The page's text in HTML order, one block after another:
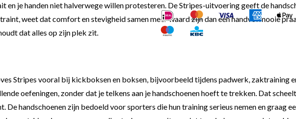
en je handen niet halverwege willen protesteren. De Stripes-uitvoering geeft de
weet dat comfort en stevigheid samen meer waard zijn dan een handvol mooie
dat alles op zijn plek zit.
Stripes vooral bij kickboksen en boksen, bijvoorbeeld tijdens padwerk, zaktraining
oefeningen, zonder dat je telkens aan je handschoenen hoeft te trekken. Dat
De handschoenen zijn bedoeld voor sporters die hun training serieus nemen en graag